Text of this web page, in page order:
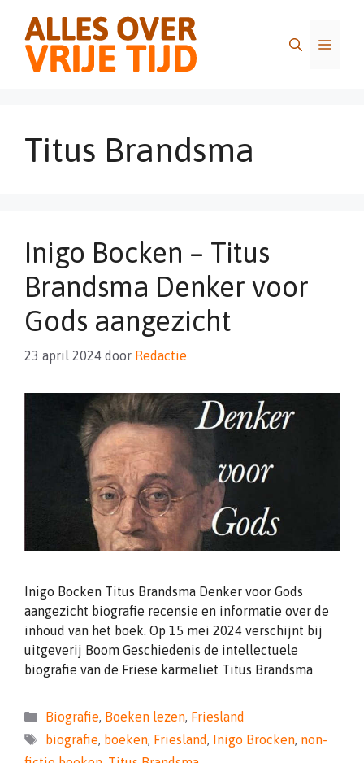
inhoud
Menu
Titus Brandsma
Inigo Bocken – Titus
Brandsma Denker voor
Gods aangezicht
23 april 2024 door Redactie
Inigo Bocken Titus Brandsma Denker voor Gods
aangezicht biografie recensie en informatie over de
inhoud van het boek. Op 15 mei 2024 verschijnt bij
uitgeverij Boom Geschiedenis de intellectuele
biografie van de Friese karmeliet Titus Brandsma
Categorieën
Biografie, Boeken lezen, Friesland
Tags
biografie, boeken, Friesland, Inigo Brocken, non-